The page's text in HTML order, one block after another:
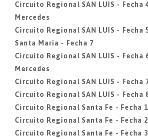
Circuito Regional SAN LUIS - Fecha
Mercedes
Circuito Regional SAN LUIS - Fecha
Santa Maria - Fecha 7
Circuito Regional SAN LUIS - Fecha
Mercedes
Circuito Regional SAN LUIS - Fecha
Circuito Regional SAN LUIS - Fecha
Circuito Regional Santa Fe - Fecha 1
Circuito Regional Santa Fe - Fecha 2
Circuito Regional Santa Fe - Fecha 3